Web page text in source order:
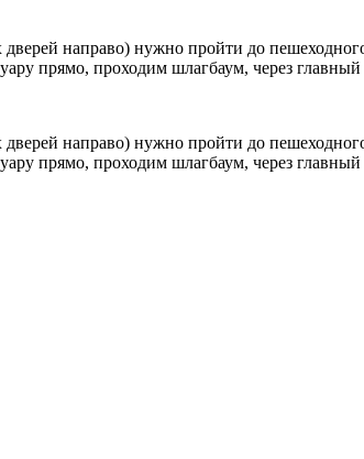
направо) нужно пройти до
прямо, проходим шлагбаум, через
направо) нужно пройти до
прямо, проходим шлагбаум, через